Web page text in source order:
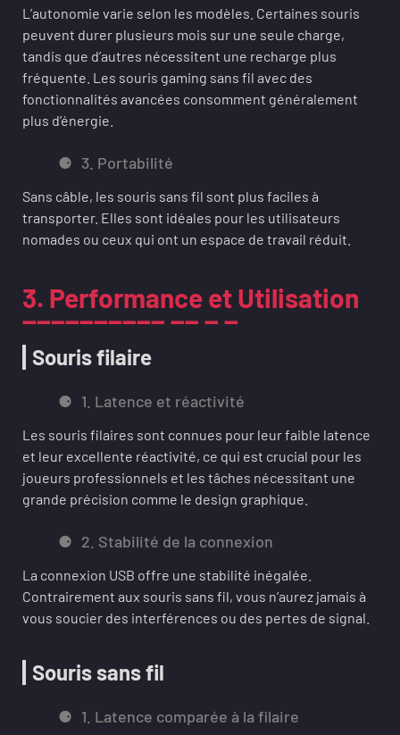
L’autonomie varie selon les modèles. Certaines souris
peuvent durer plusieurs mois sur une seule charge,
tandis que d’autres nécessitent une recharge plus
fréquente. Les souris gaming sans fil avec des
fonctionnalités avancées consomment généralement
plus d’énergie.
3. Portabilité
Sans câble, les souris sans fil sont plus faciles à
transporter. Elles sont idéales pour les utilisateurs
nomades ou ceux qui ont un espace de travail réduit.
3. Performance et Utilisation
Souris filaire
1. Latence et réactivité
Les souris filaires sont connues pour leur faible latence
et leur excellente réactivité, ce qui est crucial pour les
joueurs professionnels et les tâches nécessitant une
grande précision comme le design graphique.
2. Stabilité de la connexion
La connexion USB offre une stabilité inégalée.
Contrairement aux souris sans fil, vous n’aurez jamais à
vous soucier des interférences ou des pertes de signal.
Souris sans fil
1. Latence comparée à la filaire